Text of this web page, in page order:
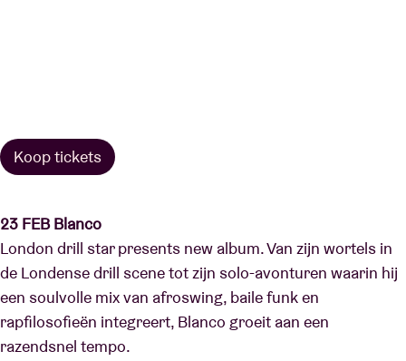
Koop tickets
23 FEB Blanco
London drill star presents new album. Van zijn wortels in
de Londense drill scene tot zijn solo-avonturen waarin hij
een soulvolle mix van afroswing, baile funk en
rapfilosofieën integreert, Blanco groeit aan een
razendsnel tempo.